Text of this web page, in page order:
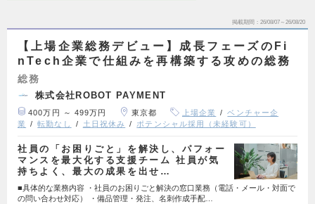
掲載期間 26/08/07～26/08/20
【上場企業総務デビュー】成長フェーズのFi
nTech企業で仕組みを再構築する攻めの総務
総務
株式会社ROBOT PAYMENT
400万円 ～ 499万円 東京都 上場企業
ベンチャー企
業
転勤なし 土日祝休み ポテンシャル採用（未経験可）
社員の「お困りごと」を解決し、パフォー
マンスを最大化する支援チーム 社員が気
持ちよく、最大の成果を出せ…
■具体的な業務内容 ・社員のお困りごと解決の窓口業務（電話・メール・対面で
の問い合わせ対応） ・備品管理・発注、名刺作成手配…